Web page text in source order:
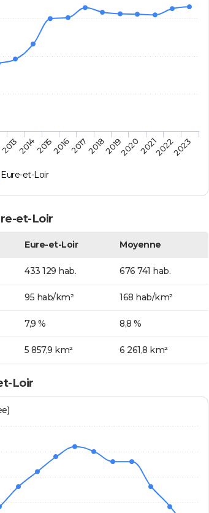
Eure-et-Loir
20132014201520162017201820192020202120222023
et-Loir
Eure-et-Loir Moyenne
433 129 hab. 676 741 hab.
95 hab/km² 168 hab/km²
7,9 % 8,8 %
5 857,9 km² 6 261,8 km²
Loir